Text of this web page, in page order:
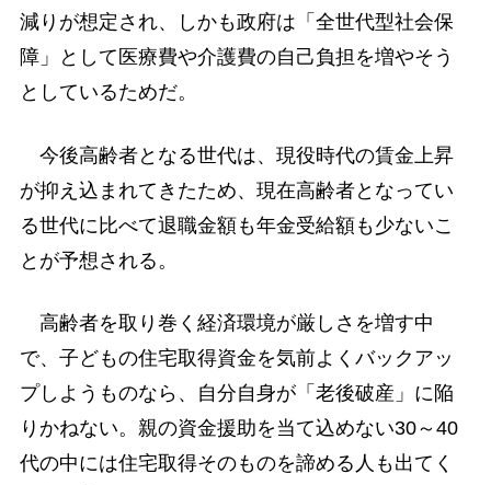
減りが想定され、しかも政府は「全世代型社会保
障」として医療費や介護費の自己負担を増やそう
としているためだ。
今後高齢者となる世代は、現役時代の賃金上昇
が抑え込まれてきたため、現在高齢者となってい
る世代に比べて退職金額も年金受給額も少ないこ
とが予想される。
高齢者を取り巻く経済環境が厳しさを増す中
で、子どもの住宅取得資金を気前よくバックアッ
プしようものなら、自分自身が「老後破産」に陥
りかねない。親の資金援助を当て込めない30～40
代の中には住宅取得そのものを諦める人も出てく